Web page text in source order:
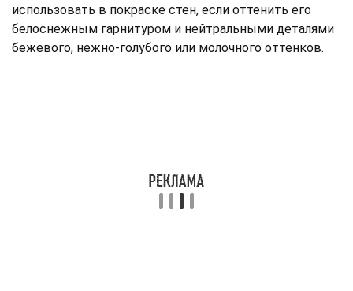
использовать в покраске стен, если оттенить его
белоснежным гарнитуром и нейтральными деталями
бежевого, нежно-голубого или молочного оттенков.